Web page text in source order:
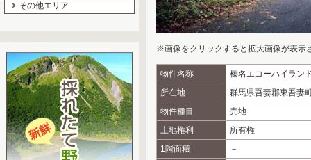
その他エリア
※画像をクリックすると拡大画像が表示
物件名称
榛名エコーハイラン
所在地
群馬県吾妻郡東吾妻
物件種目
売地
土地権利
所有権
1階面積
－